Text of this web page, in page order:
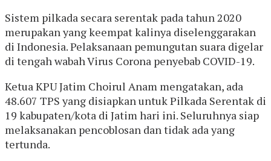
Sistem pilkada secara serentak pada tahun 2020
merupakan yang keempat kalinya diselenggarakan
di Indonesia. Pelaksanaan pemungutan suara digelar
di tengah wabah Virus Corona penyebab COVID-19.
Ketua KPU Jatim Choirul Anam mengatakan, ada
48.607 TPS yang disiapkan untuk Pilkada Serentak di
19 kabupaten/kota di Jatim hari ini. Seluruhnya siap
melaksanakan pencoblosan dan tidak ada yang
tertunda.